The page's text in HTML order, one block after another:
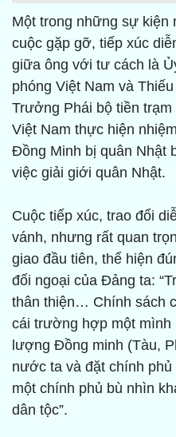
Một trong những sự kiện
cuộc gặp gỡ, tiếp xúc
giữa ông với tư cách là
phóng Việt Nam và
Trưởng Phái bộ tiền
Việt Nam thực hiện
Đồng Minh bị quân Nhật
việc giải giới quân Nhật.
Cuộc tiếp xúc, trao đổi
vánh, nhưng rất quan
giao đầu tiên, thể hiện
đối ngoại của Đảng ta:
thân thiện… Chính sách
cái trường hợp một
lượng Đồng minh (Tàu,
nước ta và đặt chính
một chính phủ bù nhìn
dân tộc”.